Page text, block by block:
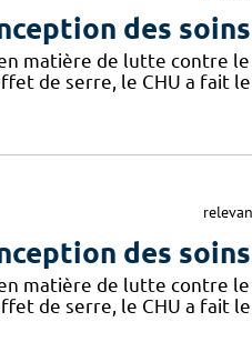
des
matière de lutte contre
de serre, le CHU a fait
des
matière de lutte contre
de serre, le CHU a fait